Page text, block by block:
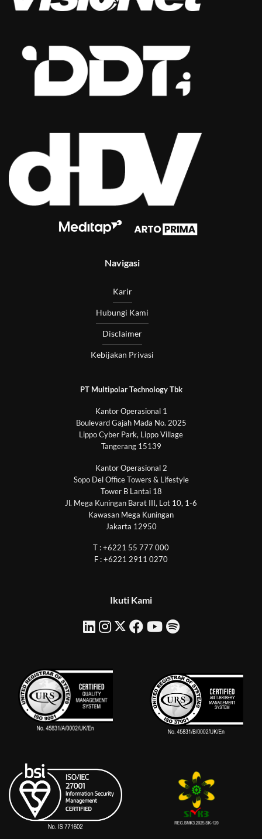
Navigasi
Karir
Hubungi Kami
Disclaimer
Kebijakan Privasi
PT Multipolar Technology Tbk
Kantor Operasional 1
Boulevard Gajah Mada No. 2025
Lippo Cyber Park, Lippo Village
Tangerang 15139
Kantor Operasional 2
Sopo Del Office Towers & Lifestyle
Tower B Lantai 18
Jl. Mega Kuningan Barat III, Lot 10, 1-6
Kawasan Mega Kuningan
Jakarta 12950
T : +6221 55 777 000
F : +6221 2911 0270
Ikuti Kami